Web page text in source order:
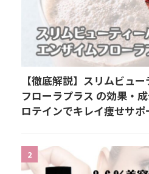
【徹底解説】スリムビュ
フローラプラス の効果・
ロテインでキレイ痩せサポ
2